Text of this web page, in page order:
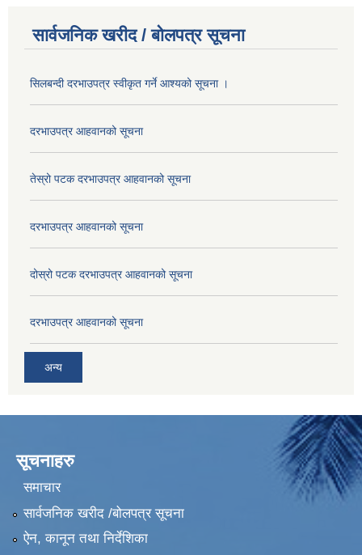
सार्वजनिक खरीद / बोलपत्र सूचना
सिलबन्दी दरभाउपत्र स्वीकृत गर्ने आश्यको सूचना ।
दरभाउपत्र आहवानको सूचना
तेस्रो पटक दरभाउपत्र आहवानको सूचना
दरभाउपत्र आहवानको सूचना
दोस्रो पटक दरभाउपत्र आहवानको सूचना
दरभाउपत्र आहवानको सूचना
अन्य
सूचनाहरु
समाचार
सार्वजनिक खरीद /बोलपत्र सूचना
ऐन, कानून तथा निर्देशिका